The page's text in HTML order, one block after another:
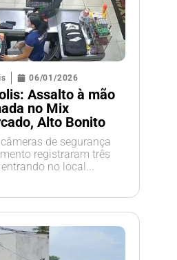
06/01/2026
Assalto à mão
no Mix
Alto Bonito
de segurança
registraram três
no local...